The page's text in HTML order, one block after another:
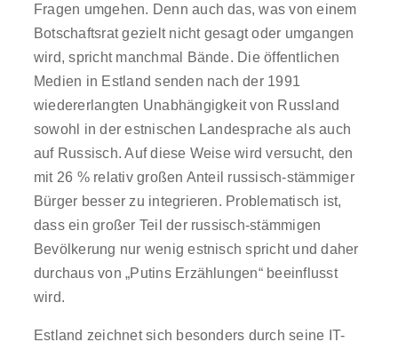
Fragen umgehen. Denn auch das, was von einem
Botschaftsrat gezielt nicht gesagt oder umgangen
wird, spricht manchmal Bände. Die öffentlichen
Medien in Estland senden nach der 1991
wiedererlangten Unabhängigkeit von Russland
sowohl in der estnischen Landesprache als auch
auf Russisch. Auf diese Weise wird versucht, den
mit 26 % relativ großen Anteil russisch-stämmiger
Bürger besser zu integrieren. Problematisch ist,
dass ein großer Teil der russisch-stämmigen
Bevölkerung nur wenig estnisch spricht und daher
durchaus von „Putins Erzählungen“ beeinflusst
wird.
Estland zeichnet sich besonders durch seine IT-